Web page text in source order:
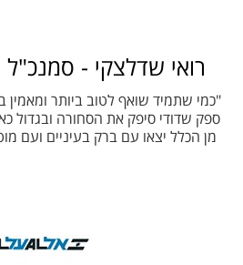
רואי שדלצקי - סמנכ"ל
"כמי שתמיד שואף לטוב ביותר ומאמין
ספק שדודי סיפק את הסחורה ובגדול
מן הכלל יצאו עם ברק בעיניים ועם